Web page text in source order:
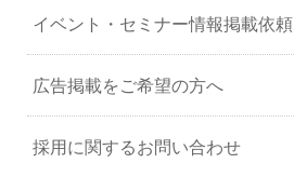
イベント・セミナー情報掲載依頼
広告掲載をご希望の方へ
採用に関するお問い合わせ